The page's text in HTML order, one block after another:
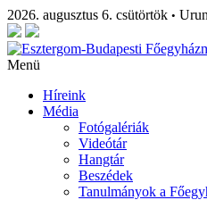
2026. augusztus 6. csütörtök •
Menü
Híreink
Média
Fotógalériák
Videótár
Hangtár
Beszédek
Tanulmányok a